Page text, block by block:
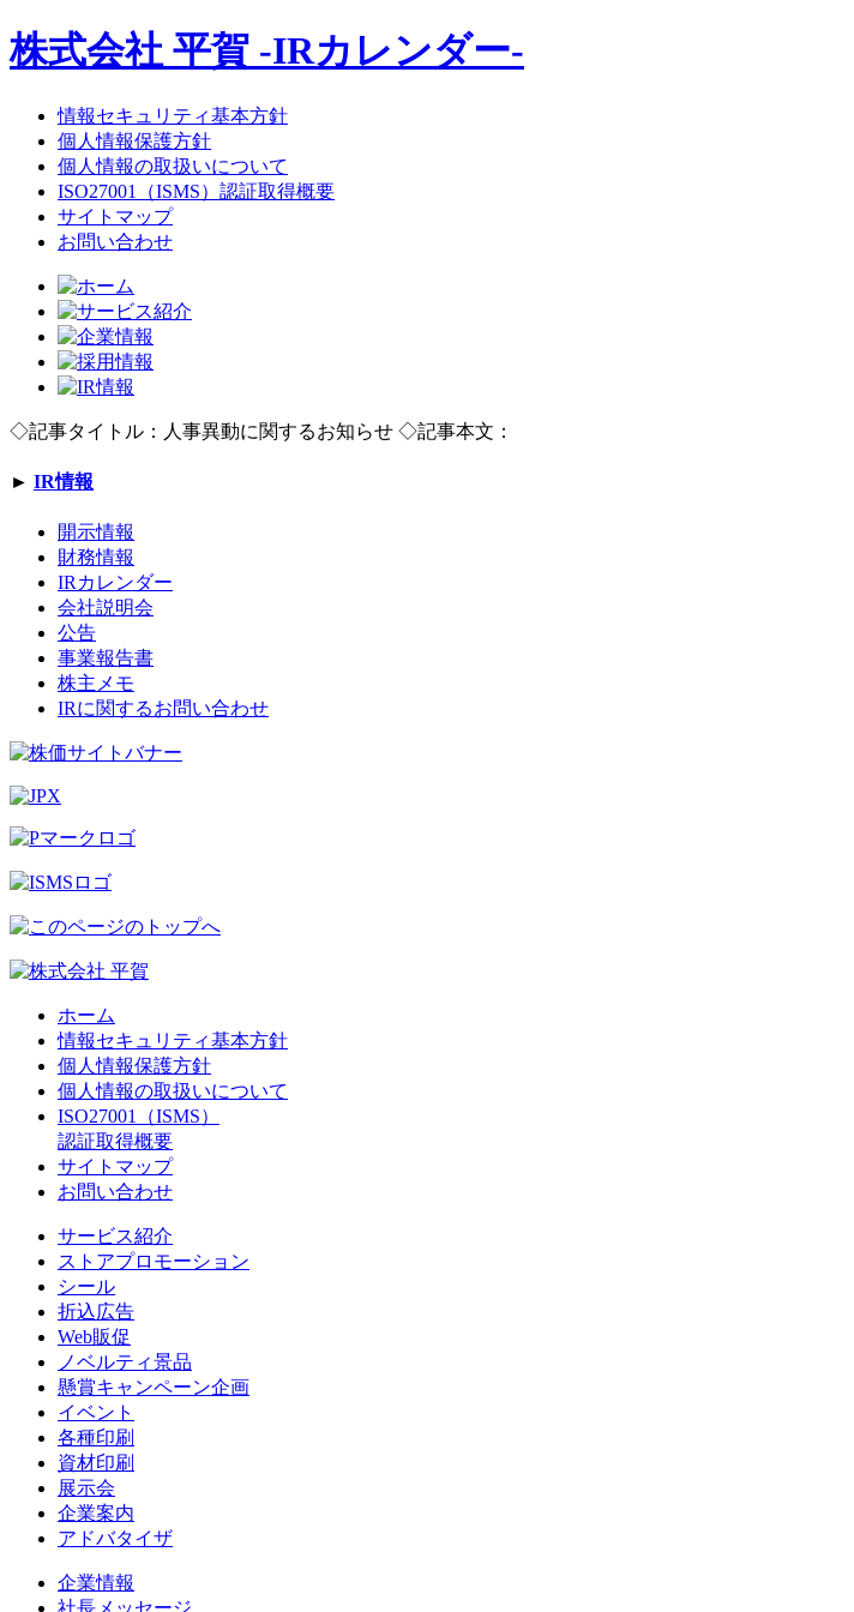
株式会社 平賀 -IRカレンダー-
情報セキュリティ基本方針
個人情報保護方針
個人情報の取扱いについて
ISO27001（ISMS）認証取得概要
サイトマップ
お問い合わせ
◇記事タイトル：人事異動に関するお知らせ ◇記事本文：
► IR情報
開示情報
財務情報
IRカレンダー
会社説明会
公告
事業報告書
株主メモ
IRに関するお問い合わせ
ホーム
情報セキュリティ基本方針
個人情報保護方針
個人情報の取扱いについて
ISO27001（ISMS）
認証取得概要
サイトマップ
お問い合わせ
サービス紹介
ストアプロモーション
シール
折込広告
Web販促
ノベルティ景品
懸賞キャンペーン企画
イベント
各種印刷
資材印刷
展示会
企業案内
アドバタイザ
企業情報